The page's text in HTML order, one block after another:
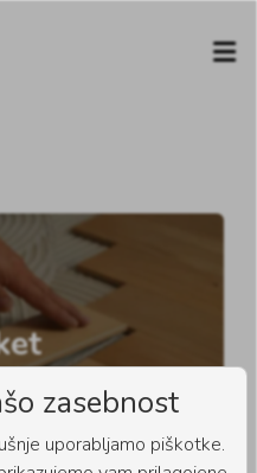
zasebnost
uporabljamo piškotke.